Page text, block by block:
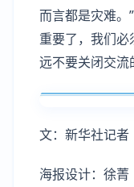
而言都是灾难。
重要了，我们
远不要关闭交流
文：新华社记者
海报设计：徐菁